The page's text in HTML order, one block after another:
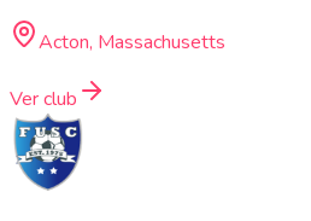
Acton, Massachusetts
Ver club